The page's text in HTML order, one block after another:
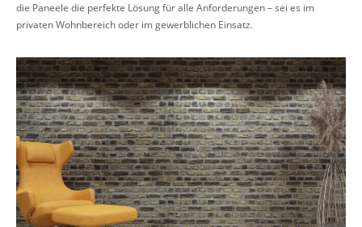
die Paneele die perfekte Lösung für alle Anforderungen – sei es im
privaten Wohnbereich oder im gewerblichen Einsatz.